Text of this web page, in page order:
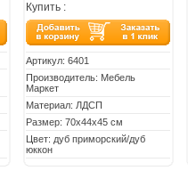
Купить :
Артикул: 6401
Производитель: Мебель
Маркет
Материал: ЛДСП
Размер: 70х44х45 см
Цвет: дуб приморский/дуб
юккон